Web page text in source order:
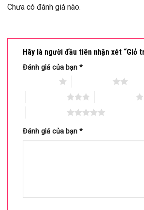
Chưa có đánh giá nào.
Hãy là người đầu tiên nhận xét “Giỏ
Đánh giá của bạn *
Đánh giá của bạn *